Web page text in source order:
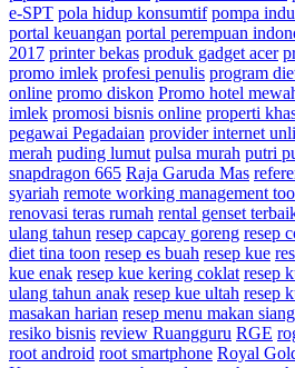
e-SPT pola hidup konsumtif pompa
portal keuangan portal perempuan
2017 printer bekas produk gadget acer
promo imlek profesi penulis program
online promo diskon Promo hotel
imlek promosi bisnis online properti
pegawai Pegadaian provider internet
merah puding lumut pulsa murah putri
snapdragon 665 Raja Garuda Mas
syariah remote working management
renovasi teras rumah rental genset
ulang tahun resep capcay goreng resep
diet tina toon resep es buah resep kue
kue enak resep kue kering coklat resep
ulang tahun anak resep kue ultah resep
masakan harian resep menu makan siang
resiko bisnis review Ruangguru RGE
root android root smartphone Royal